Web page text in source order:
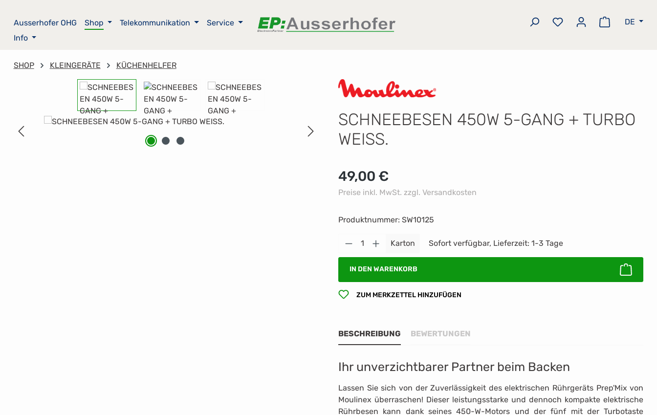
Ausserhofer OHG
Shop Telekommunikation
Service
Info
Du hast 0 Produkte auf
Warenkorb
DE
SHOP KLEINGERÄTE KÜCHENHELFER
Bildergalerie überspringen
SCHNEEBESEN 450W 5-GANG + TURBO
WEISS.
Regulärer Preis:
49,00 €
Preise inkl. MwSt. zzgl. Versandkosten
Produktnummer: SW10125
Produkt Anzahl: Gib den gewünschten Wert ein oder
Karton Sofort verfügbar, Lieferzeit: 1-3 Tage
IN DEN WARENKORB
ZUM MERKZETTEL HINZUFÜGEN
BESCHREIBUNG BEWERTUNGEN
Ihr unverzichtbarer Partner beim Backen
Lassen Sie sich von der Zuverlässigkeit des elektrischen Rührgeräts Prep'Mix von
Moulinex überraschen! Dieser leistungsstarke und dennoch kompakte elektrische
Rührbesen kann dank seines 450-W-Motors und der fünf mit der Turbotaste